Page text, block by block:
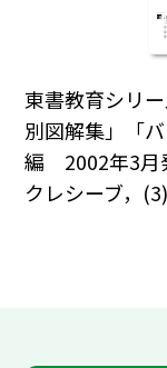
東書教育シリ
別図解集」「
編 2002年3月
クレシーブ，